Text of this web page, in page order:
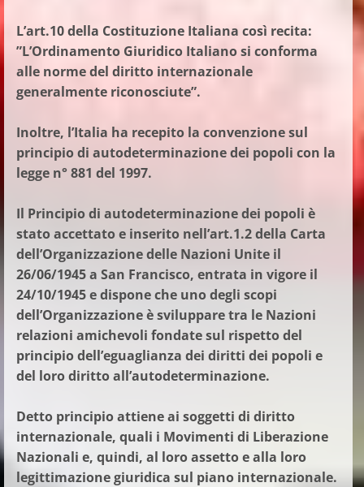
L’art.10 della Costituzione Italiana così recita:
”L’Ordinamento Giuridico Italiano si conforma
alle norme del diritto internazionale
generalmente riconosciute”.
Inoltre, l’Italia ha recepito la convenzione sul
principio di autodeterminazione dei popoli con la
legge n° 881 del 1997.
Il Principio di autodeterminazione dei popoli è
stato accettato e inserito nell’art.1.2 della Carta
dell’Organizzazione delle Nazioni Unite il
26/06/1945 a San Francisco, entrata in vigore il
24/10/1945 e dispone che uno degli scopi
dell’Organizzazione è sviluppare tra le Nazioni
relazioni amichevoli fondate sul rispetto del
principio dell’eguaglianza dei diritti dei popoli e
del loro diritto all’autodeterminazione.
Detto principio attiene ai soggetti di diritto
internazionale, quali i Movimenti di Liberazione
Nazionali e, quindi, al loro assetto e alla loro
legittimazione giuridica sul piano internazionale.